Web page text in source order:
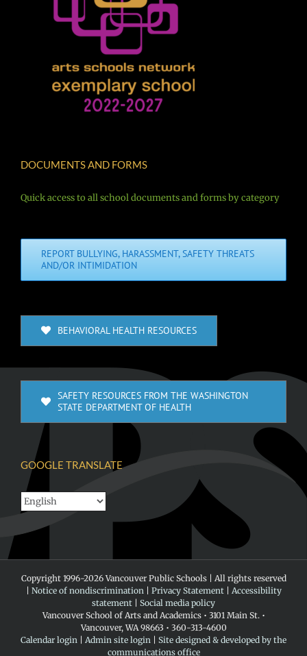
DOCUMENTS AND FORMS
Quick access to all school documents and forms by category
REPORT BULLYING, HARASSMENT, SAFETY THREATS
AND/OR INTIMIDATION
BEHAVIORAL HEALTH RESOURCES
SAFETY RESOURCES FROM THE WASHINGTON
STATE DEPARTMENT OF HEALTH
GOOGLE TRANSLATE
Copyright 1996-2026 Vancouver Public Schools | All rights reserved
| Notice of nondiscrimination | Privacy Statement| Accessibility
statement | Social media policy
Vancouver School of Arts and Academics • 3101 Main St. •
Vancouver, WA 98663 • 360-313-4600
Calendar login | Admin site login | Site designed & developed by the
communications office